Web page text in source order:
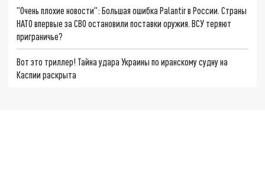
"Очень плохие новости": Большая ошибка Palantir в России. Страны
НАТО впервые за СВО остановили поставки оружия. ВСУ теряют
приграничье?
Вот это триллер! Тайна удара Украины по иранскому судну на
Каспии раскрыта